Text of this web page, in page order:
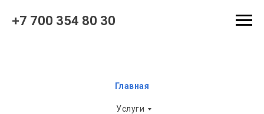
Главная
Услуги
+7 700 354 80 30